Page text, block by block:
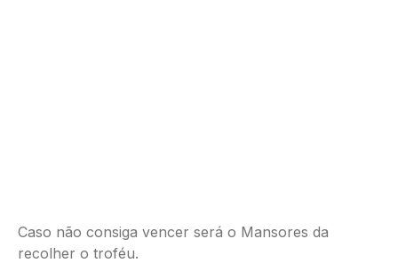
Caso não consiga vencer será o Mansores da
recolher o troféu.